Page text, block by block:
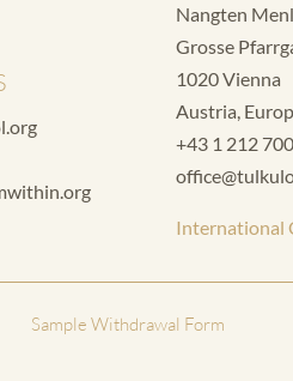
Nangten
Grosse
1020 Vienna
Austria,
+43 1 212
International
Sample Withdrawal Form